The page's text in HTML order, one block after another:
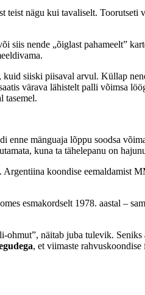
nägu kui tavaliselt.
siis nende „õiglast pahameelt”
siiski piisaval arvul. Küllap
värava lähistelt palli võimsa
tasemel.
mänguaja lõppu soodsa
kuna ta tähelepanu on
koondise eemaldamist
esmakordselt 1978. aastal –
näitab juba tulevik. Seniks
, et viimaste